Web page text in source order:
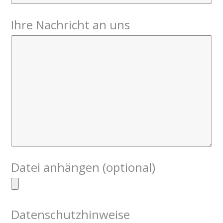
Ihre Nachricht an uns
Datei anhängen (optional)
Datenschutzhinweise